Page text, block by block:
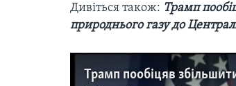
Дивіться також: Трамп
природнього газу до